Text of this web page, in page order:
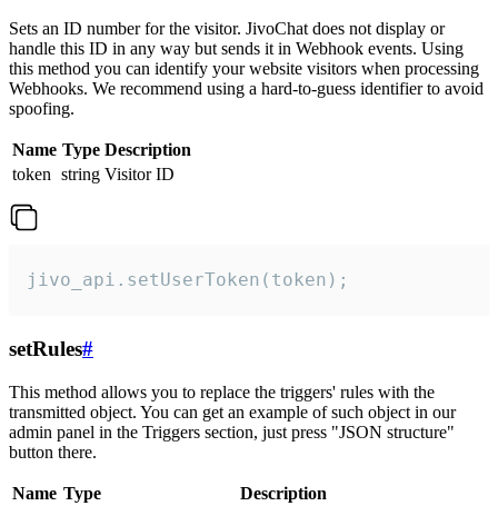
Sets an ID number for the visitor. JivoChat does not display or
handle this ID in any way but sends it in Webhook events. Using
this method you can identify your website visitors when processing
Webhooks. We recommend using a hard-to-guess identifier to avoid
spoofing.
Name Type Description
token string Visitor ID
jivo_api.setUserToken(token);
setRules#
This method allows you to replace the triggers' rules with the
transmitted object. You can get an example of such object in our
admin panel in the Triggers section, just press "JSON structure"
button there.
Name Type
Description